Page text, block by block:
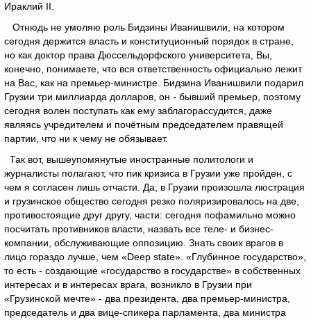
Ираклий II.
Отнюдь не умоляю роль Бидзины Иванишвили, на котором
сегодня держится власть и конституционный порядок в стране,
но как доктор права Дюссельдорфского университета, Вы,
конечно, понимаете, что вся ответственность официально лежит
на Вас, как на премьер-министре. Бидзина Иванишвили подарил
Грузии три миллиарда долларов, он - бывший премьер, поэтому
сегодня волен поступать как ему заблагорассудится, даже
являясь учредителем и почётным председателем правящей
партии, что ни к чему не обязывает.
Так вот, вышеупомянутые иностранные политологи и
журналисты полагают, что пик кризиса в Грузии уже пройден, с
чем я согласен лишь отчасти. Да, в Грузии произошла люстрация
и грузинское общество сегодня резко поляризировалось на две,
противостоящие друг другу, части: сегодня пофамильно можно
посчитать противников власти, назвать все теле- и бизнес-
компании, обслуживающие оппозицию. Знать своих врагов в
лицо гораздо лучше, чем «Deep state». «Глубинное государство»,
то есть - создающие «государство в государстве» в собственных
интересах и в интересах врага, возникло в Грузии при
«Грузинской мечте» - два президента, два премьер-министра,
председатель и два вице-спикера парламента, два министра